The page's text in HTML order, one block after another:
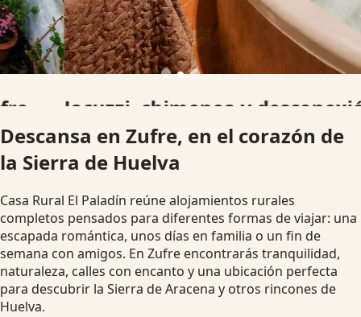
Jacuzzi, chimenea y desconexión
Alojamientos pensados para parejas, familias y grupos que
buscan una escapada rural diferente.
Ver disponibilidadEscapada romántica
Descansa en Zufre, en el corazón de
la Sierra de Huelva
Casa Rural El Paladín reúne alojamientos rurales
completos pensados para diferentes formas de viajar: una
escapada romántica, unos días en familia o un fin de
semana con amigos. En Zufre encontrarás tranquilidad,
naturaleza, calles con encanto y una ubicación perfecta
para descubrir la Sierra de Aracena y otros rincones de
Huelva.